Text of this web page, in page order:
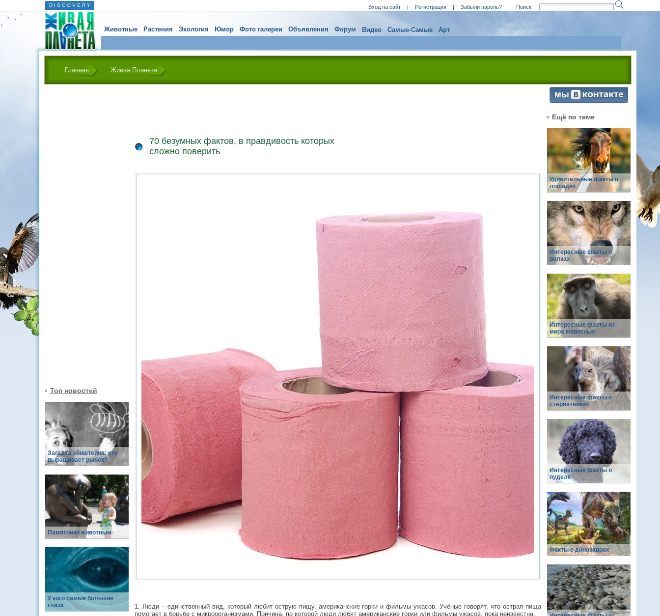
D I S C O V E R Y Вход на сайт | Регистрация | Забыли пароль? Поиск:
Животные Растения Экология Юмор Фото галереи Объявления Форум Видео Самые-Самые Арт
Главная Живая Планета
Топ новостей
Загадка эйнштейна: кто
выращивает рыбок?
Памятники животным
У кого самые большие
глаза
70 безумных фактов, в правдивость которых
сложно поверить
1. Люди – единственный вид, который любит острую пищу, американские горки и фильмы ужасов. Учёные говорят, что острая пища
помогает в борьбе с микроорганизмами. Причина, по которой люди любят американские горки или фильмы ужасов, пока неизвестна.
Ещё по теме
Удивительные факты о
лошадях
Интересные факты о
волках
Интересные факты из
мира животных
Интересные факты о
стервятниках
Интересные факты о
пуделе
Факты о динозаврах